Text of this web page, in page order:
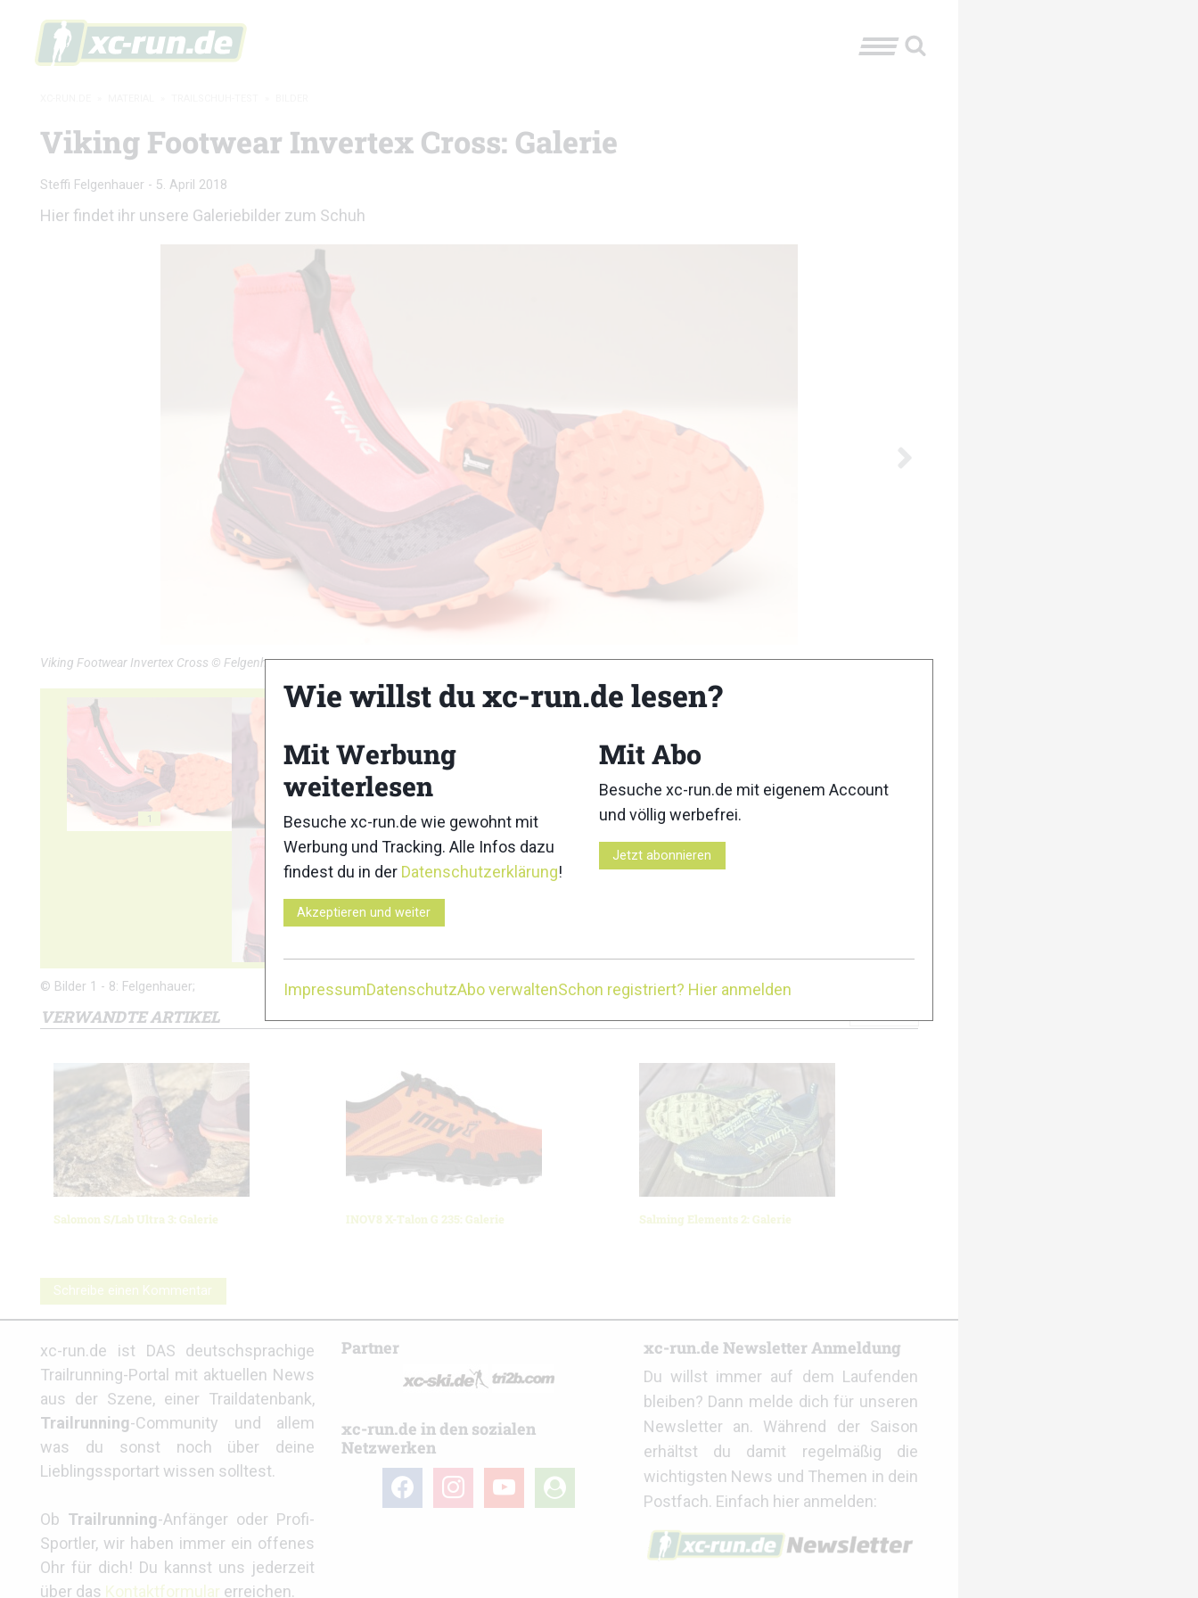
Viking Footwear Invertex Cross: Galerie
Steffi Felgenhauer - 5. April 2018
Hier findet ihr unsere Galeriebilder zum Schuh
Viking Footwear Invertex Cross © Felgenhauer
1 2 3 4
© Bilder 1 - 8: Felgenhauer;
VERWANDTE ARTIKEL
Salomon S/Lab Ultra 3: Galerie INOV8 X-Talon G 235: Galerie Salming Elements 2: Galerie
Schreibe einen Kommentar
xc-run.de ist DAS deutschsprachige
Trailrunning-Portal mit aktuellen News
aus der Szene, einer Traildatenbank,
Trailrunning-Community und allem
was du sonst noch über deine
Lieblingssportart wissen solltest.
Ob Trailrunning-Anfänger oder Profi-
Sportler, wir haben immer ein offenes
Ohr für dich! Du kannst uns jederzeit
über das Kontaktformular erreichen.
Partner
xc-run.de in den sozialen
Netzwerken
facebookinstagramyoutube
user-
circle
xc-run.de Newsletter Anmeldung
Du willst immer auf dem Laufenden
bleiben? Dann melde dich für unseren
Newsletter an. Während der Saison
erhältst du damit regelmäßig die
wichtigsten News und Themen in dein
Postfach. Einfach hier anmelden:
Wie willst du xc-run.de lesen?
Mit Werbung
weiterlesen
Besuche xc-run.de wie gewohnt mit
Werbung und Tracking. Alle Infos dazu
findest du in der Datenschutzerklärung!
Akzeptieren und weiter
Mit Abo
Besuche xc-run.de mit eigenem Account
und völlig werbefrei.
Jetzt abonnieren
ImpressumDatenschutzAbo verwaltenSchon registriert? Hier anmelden